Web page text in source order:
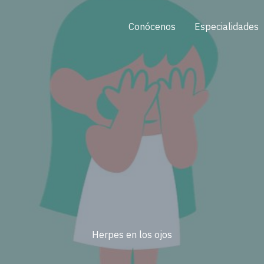
Conócenos Especialidades
Herpes en los ojos